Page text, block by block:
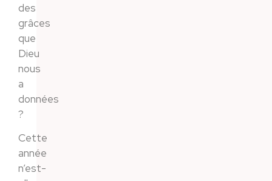
des
grâces
que
Dieu
nous
a
données
?
Cette
année
n’est-